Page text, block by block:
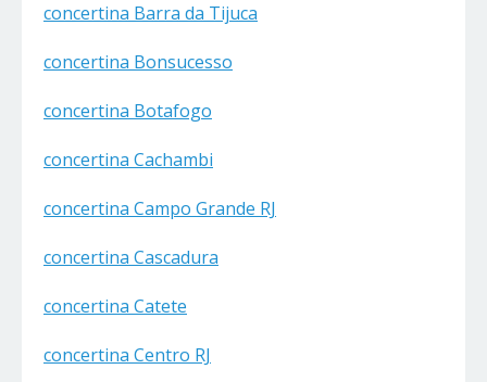
concertina Barra da Tijuca
concertina Bonsucesso
concertina Botafogo
concertina Cachambi
concertina Campo Grande RJ
concertina Cascadura
concertina Catete
concertina Centro RJ